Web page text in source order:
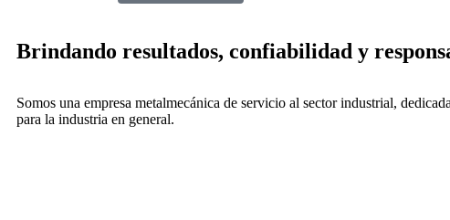
Brindando resultados, confiabilidad y
Somos una empresa metalmecánica de servicio al sector industrial,
para la industria en general.